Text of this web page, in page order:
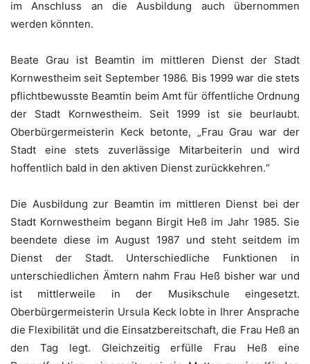
im Anschluss an die Ausbildung auch übernommen
werden könnten.
Beate Grau ist Beamtin im mittleren Dienst der Stadt
Kornwestheim seit September 1986. Bis 1999 war die stets
pflichtbewusste Beamtin beim Amt für öffentliche Ordnung
der Stadt Kornwestheim. Seit 1999 ist sie beurlaubt.
Oberbürgermeisterin Keck betonte, „Frau Grau war der
Stadt eine stets zuverlässige Mitarbeiterin und wird
hoffentlich bald in den aktiven Dienst zurückkehren.“
Die Ausbildung zur Beamtin im mittleren Dienst bei der
Stadt Kornwestheim begann Birgit Heß im Jahr 1985. Sie
beendete diese im August 1987 und steht seitdem im
Dienst der Stadt. Unterschiedliche Funktionen in
unterschiedlichen Ämtern nahm Frau Heß bisher war und
ist mittlerweile in der Musikschule eingesetzt.
Oberbürgermeisterin Ursula Keck lobte in Ihrer Ansprache
die Flexibilität und die Einsatzbereitschaft, die Frau Heß an
den Tag legt. Gleichzeitig erfülle Frau Heß eine